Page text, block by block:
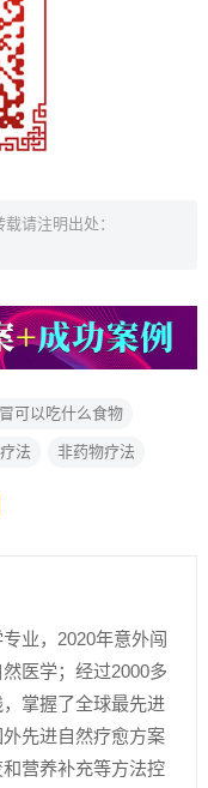
请注明出处：
可以吃什么食物
法 非药物疗法
业，2020年意外闯
医学；经过2000多
掌握了全球最先进
先进自然疗愈方案
营养补充等方法控